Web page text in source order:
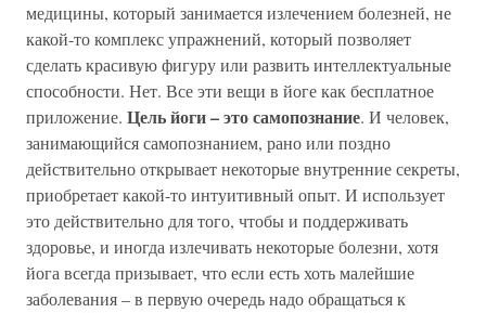
медицины, который занимается излечением болезней, не
какой-то комплекс упражнений, который позволяет
сделать красивую фигуру или развить интеллектуальные
способности. Нет. Все эти вещи в йоге как бесплатное
приложение. Цель йоги – это самопознание. И человек,
занимающийся самопознанием, рано или поздно
действительно открывает некоторые внутренние секреты,
приобретает какой-то интуитивный опыт. И использует
это действительно для того, чтобы и поддерживать
здоровье, и иногда излечивать некоторые болезни, хотя
йога всегда призывает, что если есть хоть малейшие
заболевания – в первую очередь надо обращаться к